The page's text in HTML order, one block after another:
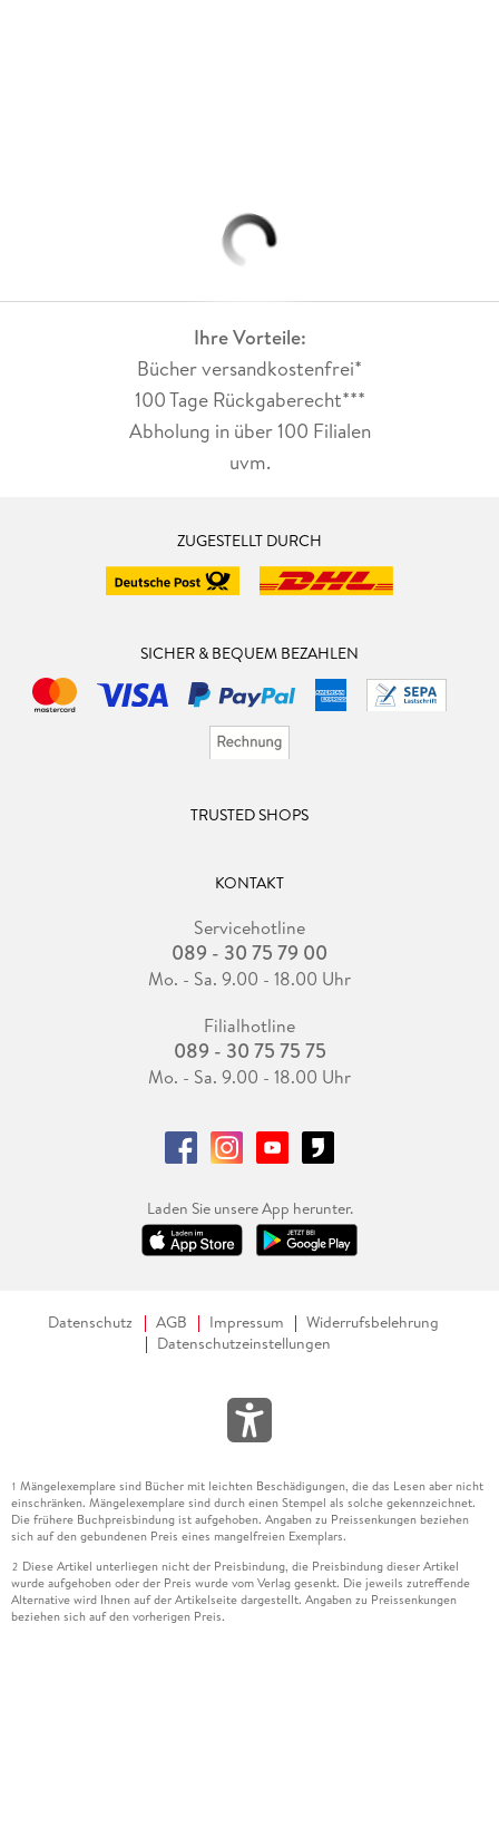
Ihre Vorteile:
Bücher versandkostenfrei*
100 Tage Rückgaberecht***
Abholung in über 100 Filialen
uvm.
ZUGESTELLT DURCH
SICHER & BEQUEM BEZAHLEN
TRUSTED SHOPS
KONTAKT
Servicehotline
089 - 30 75 79 00
Mo. - Sa. 9.00 - 18.00 Uhr
Filialhotline
089 - 30 75 75 75
Mo. - Sa. 9.00 - 18.00 Uhr
Laden Sie unsere App herunter.
Datenschutz AGB Impressum
Widerrufsbelehrung
Datenschutzeinstellungen
1 Mängelexemplare sind Bücher mit leichten Beschädigungen, die das Lesen aber nicht
einschränken. Mängelexemplare sind durch einen Stempel als solche gekennzeichnet.
Die frühere Buchpreisbindung ist aufgehoben. Angaben zu Preissenkungen beziehen
sich auf den gebundenen Preis eines mangelfreien Exemplars.
2 Diese Artikel unterliegen nicht der Preisbindung, die Preisbindung dieser Artikel
wurde aufgehoben oder der Preis wurde vom Verlag gesenkt. Die jeweils zutreffende
Alternative wird Ihnen auf der Artikelseite dargestellt. Angaben zu Preissenkungen
beziehen sich auf den vorherigen Preis.